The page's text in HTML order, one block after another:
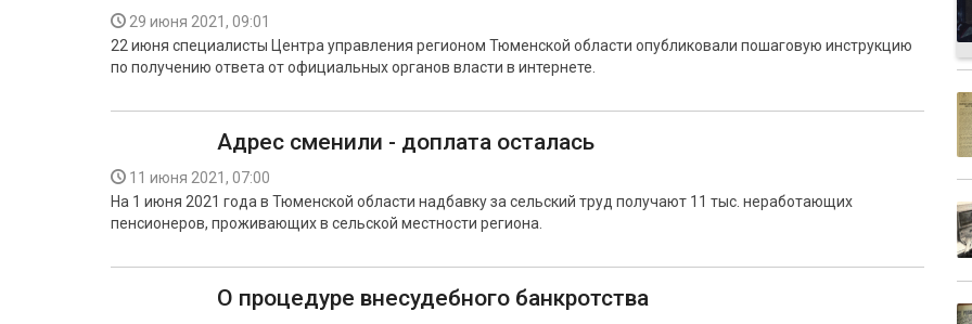
29 июня 2021, 09:01
22 июня специалисты Центра управления регионом Тюменской области опубликовали пошаговую инструкцию
по получению ответа от официальных органов власти в интернете.
Адрес сменили - доплата осталась
11 июня 2021, 07:00
На 1 июня 2021 года в Тюменской области надбавку за сельский труд получают 11 тыс. неработающих
пенсионеров, проживающих в сельской местности региона.
О процедуре внесудебного банкротства